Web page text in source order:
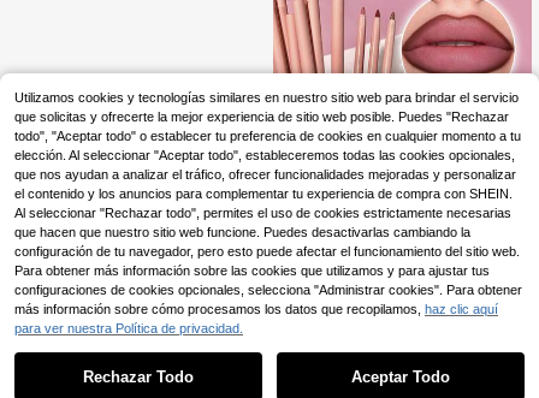
SHEGLAM Store
SHEGLAM So Lippy Delineador De
Labios-But First,Coffee Lip Combo
uillaje Para Mujeres Y NiñAs
900+ vendidos (1000+)
Utilizamos cookies y tecnologías similares en nuestro sitio web para brindar el servicio
que solicitas y ofrecerte la mejor experiencia de sitio web posible. Puedes "Rechazar
todo", "Aceptar todo" o establecer tu preferencia de cookies en cualquier momento a tu
elección. Al seleccionar "Aceptar todo", estableceremos todas las cookies opcionales,
que nos ayudan a analizar el tráfico, ofrecer funcionalidades mejoradas y personalizar
el contenido y los anuncios para complementar tu experiencia de compra con SHEIN.
Al seleccionar "Rechazar todo", permites el uso de cookies estrictamente necesarias
que hacen que nuestro sitio web funcione. Puedes desactivarlas cambiando la
configuración de tu navegador, pero esto puede afectar el funcionamiento del sitio web.
Para obtener más información sobre las cookies que utilizamos y para ajustar tus
configuraciones de cookies opcionales, selecciona "Administrar cookies". Para obtener
más información sobre cómo procesamos los datos que recopilamos, haz clic aquí
para ver nuestra Política de privacidad.
Rechazar Todo Aceptar Todo